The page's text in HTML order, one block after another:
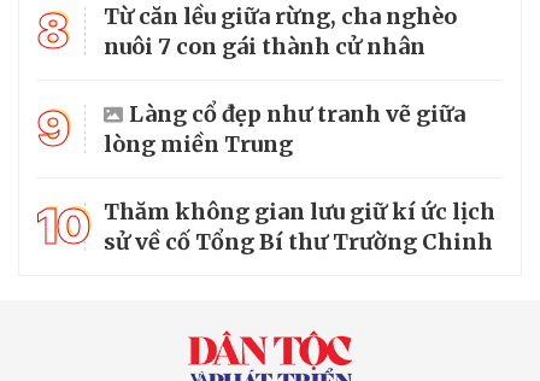
8
Từ căn lều giữa rừng, cha nghèo
nuôi 7 con gái thành cử nhân
9
Làng cổ đẹp như tranh vẽ giữa
lòng miền Trung
10 Thăm không gian lưu giữ kí ức lịch
sử về cố Tổng Bí thư Trường Chinh